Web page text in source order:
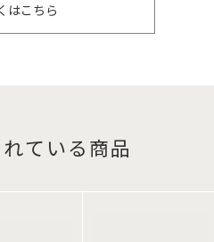
はこちら
ている商品